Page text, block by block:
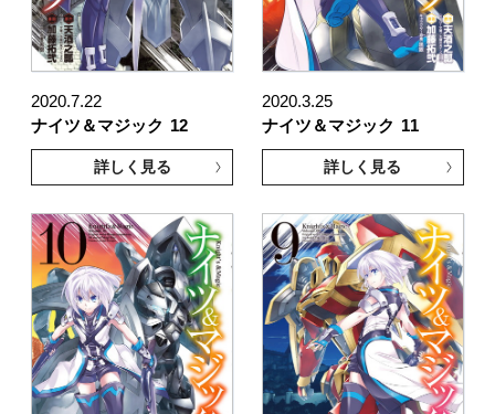
2020.7.22
ナイツ＆マジック 12
詳しく見る
2020.3.25
ナイツ＆マジック 11
詳しく見る